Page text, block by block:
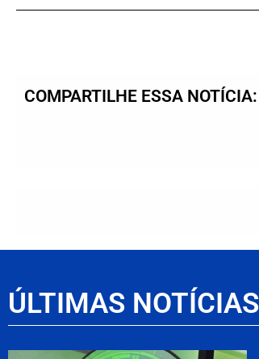
COMPARTILHE ESSA NOTÍCIA:
ÚLTIMAS NOTÍCIAS